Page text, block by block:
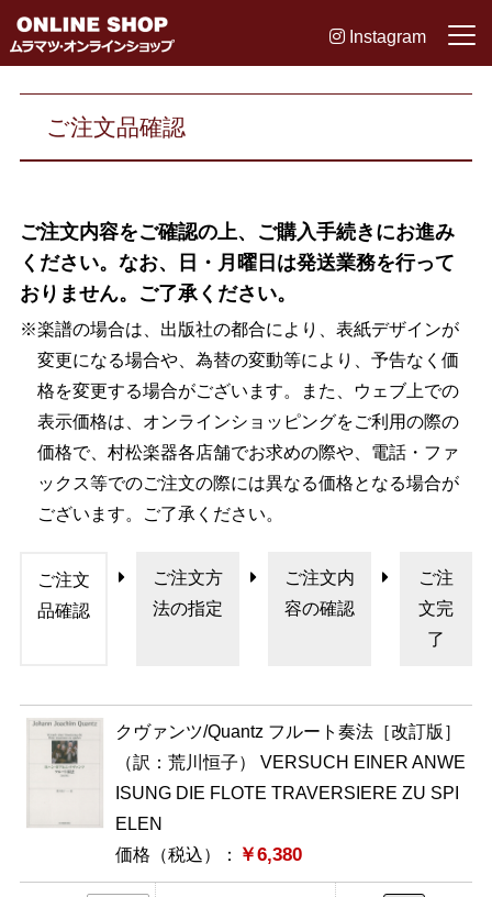
Instagram
ご注文品確認
ご注文内容をご確認の上、ご購入手続きにお進み
ください。なお、日・月曜日は発送業務を行って
おりません。ご了承ください。
※楽譜の場合は、出版社の都合により、表紙デザインが
変更になる場合や、為替の変動等により、予告なく価
格を変更する場合がございます。また、ウェブ上での
表示価格は、オンラインショッピングをご利用の際の
価格で、村松楽器各店舗でお求めの際や、電話・ファ
ックス等でのご注文の際には異なる価格となる場合が
ございます。ご了承ください。
ご注文
品確認
ご注文方
法の指定
ご注文内
容の確認
ご注
文完
了
クヴァンツ/Quantz フルート奏法［改訂版］
（訳：荒川恒子） VERSUCH EINER ANWE
ISUNG DIE FLOTE TRAVERSIERE ZU SPI
ELEN
価格（税込）：
￥6,380